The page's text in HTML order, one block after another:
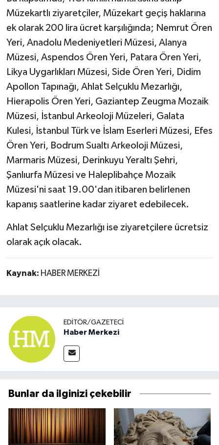
Müzekartlı ziyaretçiler, Müzekart geçiş haklarına
ek olarak 200 lira ücret karşılığında; Nemrut Ören
Yeri, Anadolu Medeniyetleri Müzesi, Alanya
Müzesi, Aspendos Ören Yeri, Patara Ören Yeri,
Likya Uygarlıkları Müzesi, Side Ören Yeri, Didim
Apollon Tapınağı, Ahlat Selçuklu Mezarlığı,
Hierapolis Ören Yeri, Gaziantep Zeugma Mozaik
Müzesi, İstanbul Arkeoloji Müzeleri, Galata
Kulesi, İstanbul Türk ve İslam Eserleri Müzesi, Efes
Ören Yeri, Bodrum Sualtı Arkeoloji Müzesi,
Marmaris Müzesi, Derinkuyu Yeraltı Şehri,
Şanlıurfa Müzesi ve Haleplibahçe Mozaik
Müzesi'ni saat 19.00'dan itibaren belirlenen
kapanış saatlerine kadar ziyaret edebilecek.
Ahlat Selçuklu Mezarlığı ise ziyaretçilere ücretsiz
olarak açık olacak.
Kaynak: HABER MERKEZİ
EDITÖR/GAZETECI
Haber Merkezi
Bunlar da ilginizi çekebilir